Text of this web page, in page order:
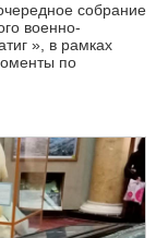
собрание
военно-
», в рамках
по